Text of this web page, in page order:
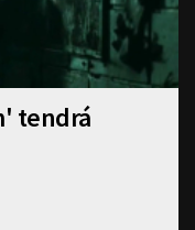
tendrá